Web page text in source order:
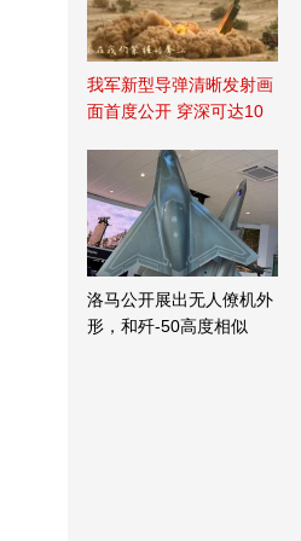
我军新型导弹清晰发射画
面首度公开 穿深可达10
洛马公开展出无人僚机外
形，和歼-50高度相似